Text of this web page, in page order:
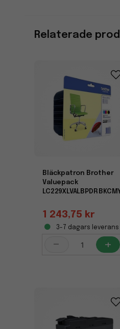
Relaterade
Bläckpatron Brother
Valuepack
LC229XLVALBPDR
1 243,75 kr
3-7 dagars leverans
- +